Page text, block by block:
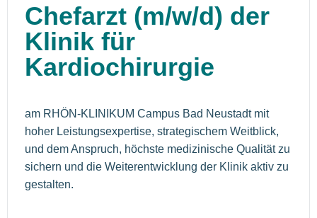
Chefarzt (m/w/d) der
Klinik für
Kardiochirurgie
am RHÖN-KLINIKUM Campus Bad Neustadt mit
hoher Leistungsexpertise, strategischem Weitblick,
und dem Anspruch, höchste medizinische Qualität zu
sichern und die Weiterentwicklung der Klinik aktiv zu
gestalten.